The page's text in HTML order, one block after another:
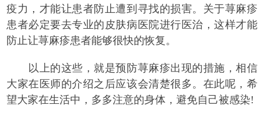
疫力，才能让患者防止遭到寻找的损害。关于荨麻疹
患者必定要去专业的皮肤病医院进行医治，这样才能
防止让荨麻疹患者能够很快的恢复。
以上的这些，就是预防荨麻疹出现的措施，相信
大家在医师的介绍之后应该会清楚很多。在此呢，希
望大家在生活中，多多注意的身体，避免自己被感染!